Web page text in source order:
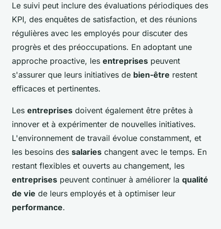
Le suivi peut inclure des évaluations périodiques des
KPI, des enquêtes de satisfaction, et des réunions
régulières avec les employés pour discuter des
progrès et des préoccupations. En adoptant une
approche proactive, les entreprises peuvent
s'assurer que leurs initiatives de bien-être restent
efficaces et pertinentes.
Les entreprises doivent également être prêtes à
innover et à expérimenter de nouvelles initiatives.
L'environnement de travail évolue constamment, et
les besoins des salaries changent avec le temps. En
restant flexibles et ouverts au changement, les
entreprises peuvent continuer à améliorer la qualité
de vie de leurs employés et à optimiser leur
performance.